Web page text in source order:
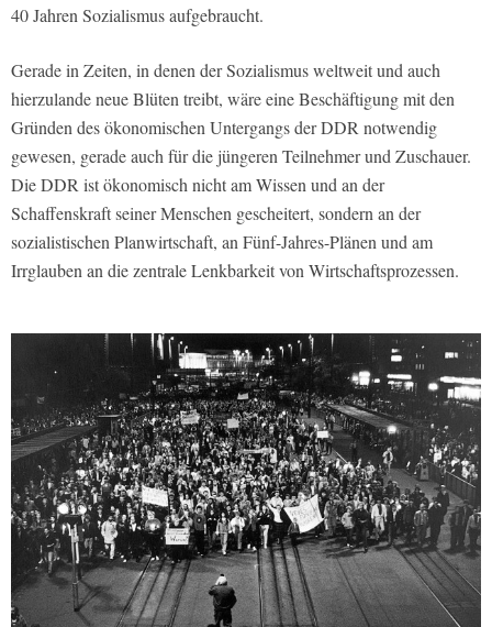
40 Jahren Sozialismus aufgebraucht.
Gerade in Zeiten, in denen der Sozialismus weltweit und auch
hierzulande neue Blüten treibt, wäre eine Beschäftigung mit den
Gründen des ökonomischen Untergangs der DDR notwendig
gewesen, gerade auch für die jüngeren Teilnehmer und Zuschauer.
Die DDR ist ökonomisch nicht am Wissen und an der
Schaffenskraft seiner Menschen gescheitert, sondern an der
sozialistischen Planwirtschaft, an Fünf-Jahres-Plänen und am
Irrglauben an die zentrale Lenkbarkeit von Wirtschaftsprozessen.